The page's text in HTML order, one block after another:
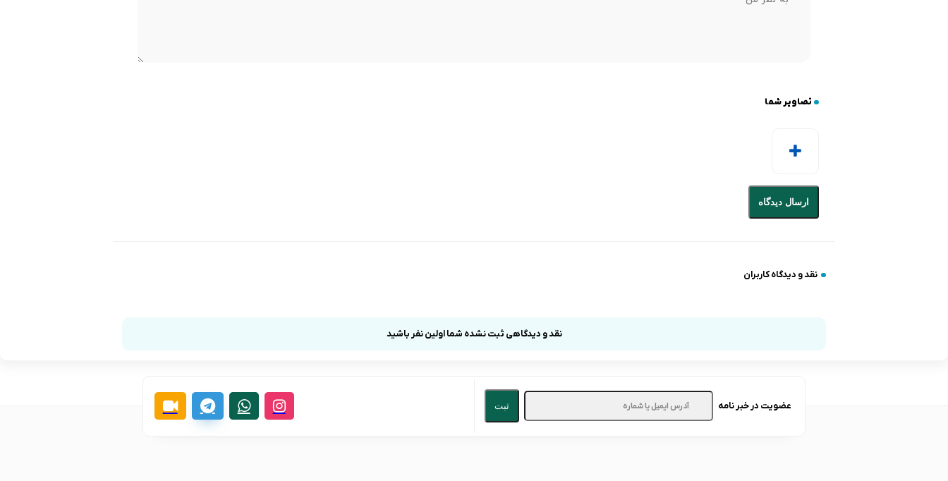
تصاویر شما
ارسال دیدگاه
نقد و دیدگاه کاربران
نقد و دیدگاهی ثبت نشده شما اولین نفر باشید
عضویت در خبر نامه ثبت